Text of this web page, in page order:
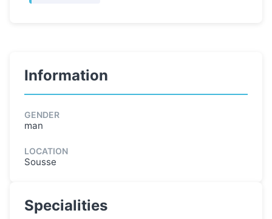
Information
GENDER
man
LOCATION
Sousse
Specialities